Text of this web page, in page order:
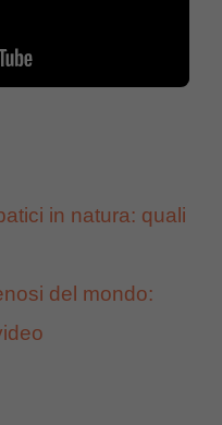
in natura: quali
del mondo: